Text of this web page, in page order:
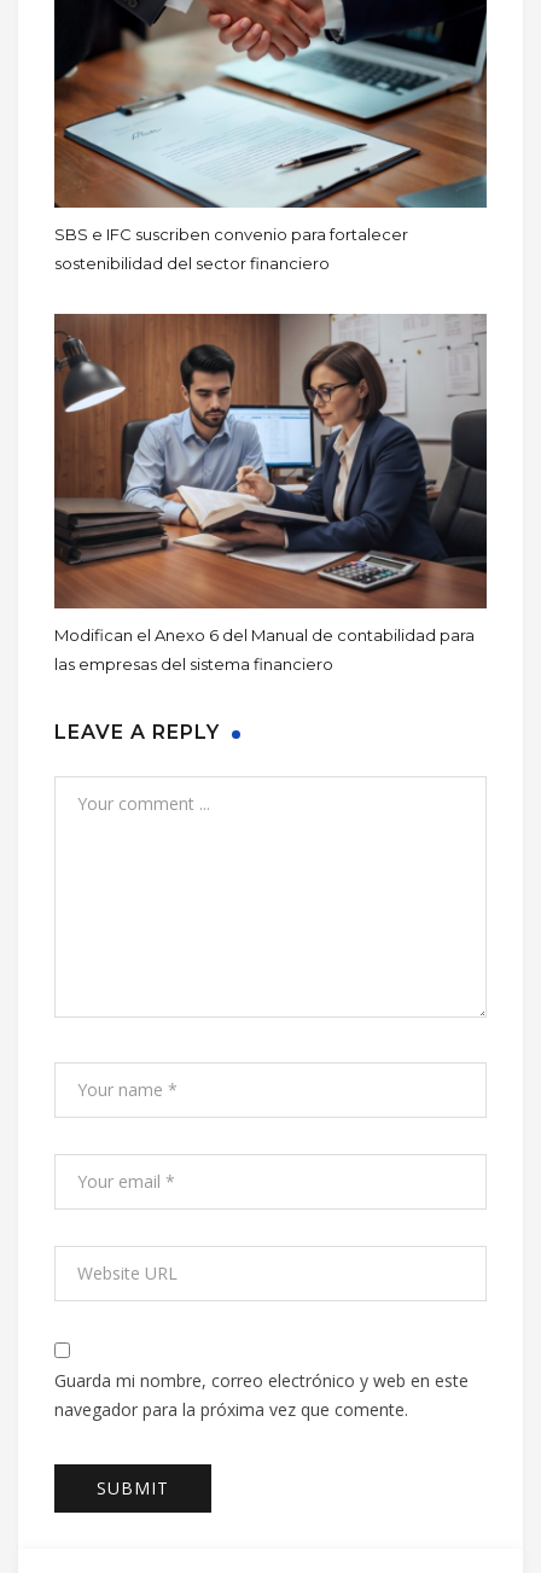
SBS e IFC suscriben convenio para fortalecer
sostenibilidad del sector financiero
Modifican el Anexo 6 del Manual de contabilidad para
las empresas del sistema financiero
LEAVE A REPLY
Guarda mi nombre, correo electrónico y web en este
navegador para la próxima vez que comente.